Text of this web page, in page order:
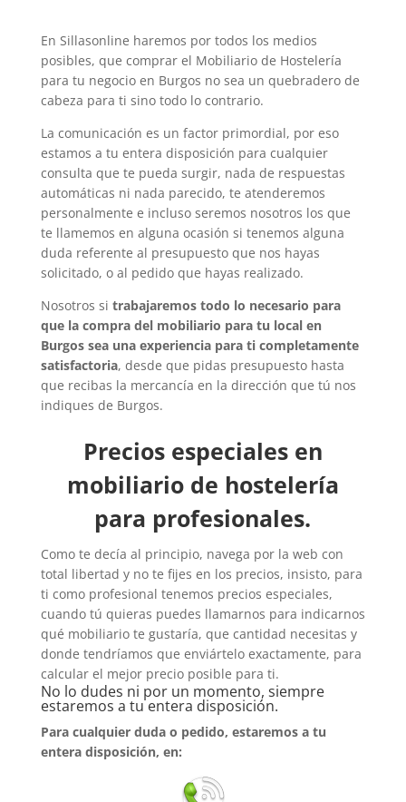
En Sillasonline haremos por todos los medios
posibles, que comprar el Mobiliario de Hostelería
para tu negocio en Burgos no sea un quebradero de
cabeza para ti sino todo lo contrario.
La comunicación es un factor primordial, por eso
estamos a tu entera disposición para cualquier
consulta que te pueda surgir, nada de respuestas
automáticas ni nada parecido, te atenderemos
personalmente e incluso seremos nosotros los que
te llamemos en alguna ocasión si tenemos alguna
duda referente al presupuesto que nos hayas
solicitado, o al pedido que hayas realizado.
Nosotros si trabajaremos todo lo necesario para
que la compra del mobiliario para tu local en
Burgos sea una experiencia para ti completamente
satisfactoria, desde que pidas presupuesto hasta
que recibas la mercancía en la dirección que tú nos
indiques de Burgos.
Precios especiales en
mobiliario de hostelería
para profesionales.
Como te decía al principio, navega por la web con
total libertad y no te fijes en los precios, insisto, para
ti como profesional tenemos precios especiales,
cuando tú quieras puedes llamarnos para indicarnos
qué mobiliario te gustaría, que cantidad necesitas y
donde tendríamos que enviártelo exactamente, para
calcular el mejor precio posible para ti.
No lo dudes ni por un momento, siempre
estaremos a tu entera disposición.
Para cualquier duda o pedido, estaremos a tu
entera disposición, en: